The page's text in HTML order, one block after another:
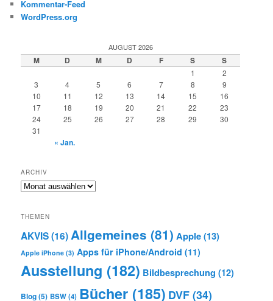
Kommentar-Feed
WordPress.org
AUGUST 2026
M D M D F S S
1
2
3
4 5 6 7 8
9
10
11 12 13 14 15
16
17
18 19 20 21 22
23
24
25 26 27 28 29
30
31
« Jan.
ARCHIV
Archiv
THEMEN
AKVIS(16) Allgemeines (81) Apple(13)
Apple iPhone (3) Apps für iPhone/Android (11)
Ausstellung (182) Bildbesprechung (12)
Blog(5) BSW(4) Bücher (185) DVF (34)